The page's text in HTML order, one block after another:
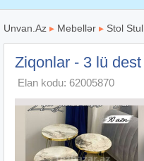
Unvan.Az ▸ Mebellər ▸ Stol Stul
Ziqonlar - 3 lü dest
Elan kodu: 62005870